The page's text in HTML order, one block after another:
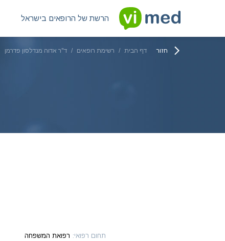
הרשת של הרופאים בישראל
חזור דף הבית / רשימת רופאים / ד"ר אדוה מנדלסון פדרמן
תחום רפואי: רפואת המשפחה